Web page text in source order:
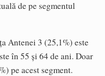
de pe segmentul
Antenei 3 (25,1%) este
în 55 și 64 de ani. Doar
pe acest segment.